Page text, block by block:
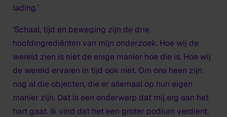
lading.’
‘Schaal, tijd en beweging zijn de drie
hoofdingrediënten van mijn onderzoek. Hoe wij de
wereld zien is niet de enige manier hoe die is. Hoe wij
de wereld ervaren in tijd ook niet. Om ons heen zijn
nog al die objecten, die er allemaal op hun eigen
manier zijn. Dat is een onderwerp dat mij erg aan het
hart gaat. Ik vind dat het een groter podium verdient,